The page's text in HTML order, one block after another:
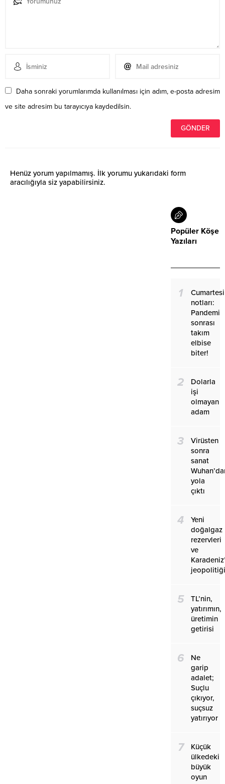
Daha sonraki yorumlarımda kullanılması için adım, e-posta adresim
ve site adresim bu tarayıcıya kaydedilsin.
Henüz yorum yapılmamış. İlk yorumu yukarıdaki form
aracılığıyla siz yapabilirsiniz.
Popüler Köşe
Yazıları
1
Cumartesi
notları:
Pandemi
sonrası
takım
elbise
biter!
2
Dolarla
işi
olmayan
adam
3
Virüsten
sonra
sanat
yola
çıktı
4
Yeni
doğalgaz
rezervleri
ve
jeopolitiği
5
TL’nin,
yatırımın,
üretimin
getirisi
6
Ne
garip
adalet;
Suçlu
çıkıyor,
suçsuz
yatırıyor
7
Küçük
ülkedeki
büyük
oyun